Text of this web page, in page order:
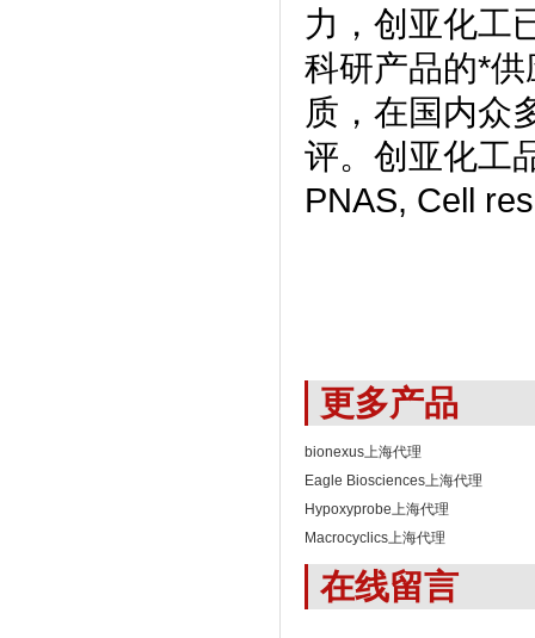
力，创亚化工
科研产品的*
质，在国内众
评。创亚化工
PNAS, Cell
更多产品
bionexus上海代理
Eagle Biosciences上海代理
Hypoxyprobe上海代理
Macrocyclics上海代理
在线留言